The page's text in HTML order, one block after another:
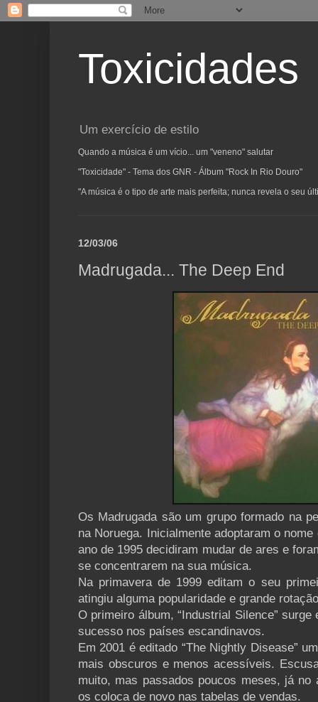
Toxicidades
Um exercício de estilo
Quando a música é um vício... um "veneno" salutar
"Toxicidade" - Tema dos GNR - Álbum "Rock In Rio Douro"
"A música é o tipo de arte mais perfeita; nunca revela o seu
12/03/06
Madrugada... The Deep End
Os Madrugada são um grupo formado na
na Noruega. Inicialmente adoptaram o nome
ano de 1995 decidiram mudar de ares e
se concentrarem na sua música.
Na primavera de 1999 editam o seu
atingiu alguma popularidade e grande
O primeiro álbum, “Industrial Silence”
sucesso nos países escandinavos.
Em 2001 é editado “The Nightly Disease”
mais obscuros e menos acessíveis.
muito, mas passados poucos meses, já no
os coloca de novo nas tabelas de vendas.